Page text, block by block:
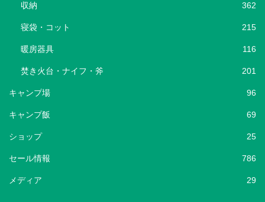
収納 362
寝袋・コット 215
暖房器具 116
焚き火台・ナイフ・斧 201
キャンプ場 96
キャンプ飯 69
ショップ 25
セール情報 786
メディア 29